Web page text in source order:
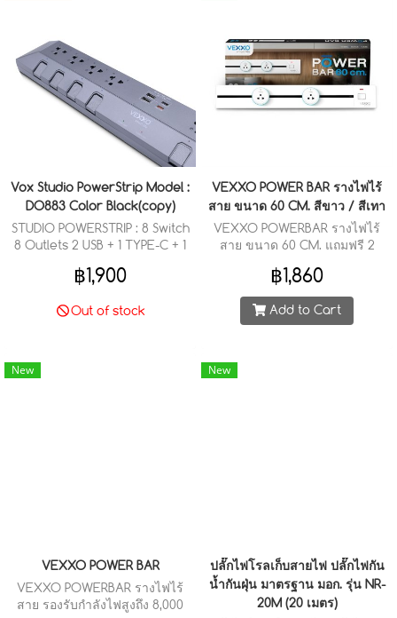
Vox Studio PowerStrip Model :
DO883 Color Black(copy)
STUDIO POWERSTRIP : 8 Switch
8 Outlets 2 USB + 1 TYPE-C + 1
(3M.)
฿1,900
Out of stock
VEXXO POWER BAR รางไฟไร้
สาย ขนาด 60 CM. สีขาว / สีเทา
VEXXO POWERBAR รางไฟไร้
สาย ขนาด 60 CM. แถมฟรี 2
กล่อง
฿1,860
Add to Cart
New
VEXXO POWER BAR
VEXXO POWERBAR รางไฟไร้
สาย รองรับกำลังไฟสูงถึง 8,000
New
ปลั๊กไฟโรลเก็บสายไฟ ปลั๊กไฟกัน
น้ำกันฝุ่น มาตรฐาน มอก. รุ่น NR-
20M (20 เมตร)